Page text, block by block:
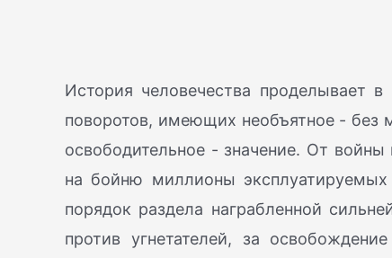
История человечества
поворотов, имеющих необъятное - без
освободительное - значение. От
на бойню миллионы
порядок раздела награбленной
против угнетателей, за